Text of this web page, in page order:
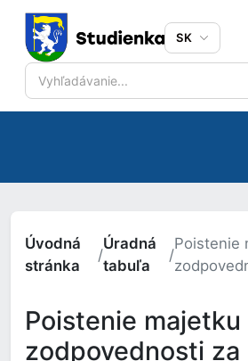
SK
Úvodná
stránka
/
Úradná
tabuľa
/
Poistenie
Poistenie majetku
zodpovednosti za